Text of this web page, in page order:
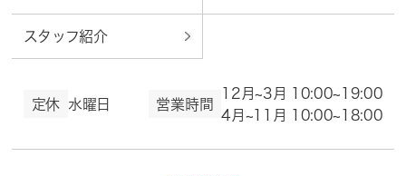
スタッフ紹介
定休 水曜日 営業時間
12月~3月 10:00~19:00
4月~11月 10:00~18:00